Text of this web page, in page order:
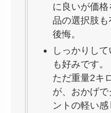
に良いが価
品の選択肢
後悔。
しっかりし
も好みです。
ただ重量2キ
が、おかげ
ントの軽い感